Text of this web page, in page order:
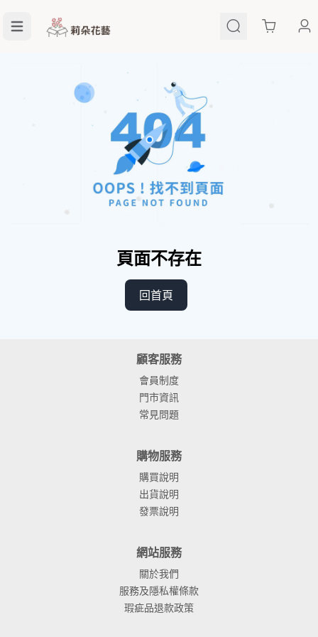
Cart
頁面不存在
回首頁
顧客服務
會員制度
門市資訊
常見問題
購物服務
購買說明
出貨說明
發票說明
網站服務
關於我們
服務及隱私權條款
瑕疵品退款政策